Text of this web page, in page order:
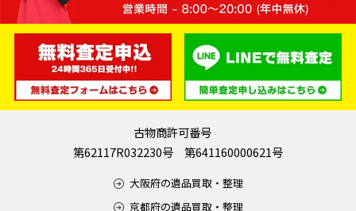
古物商許可番号
第62117R032230号 第641160000621号
大阪府の遺品買取・整理
京都府の遺品買取・整理